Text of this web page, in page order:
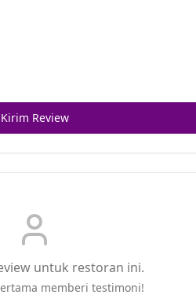
Kirim Review
untuk restoran ini.
memberi testimoni!